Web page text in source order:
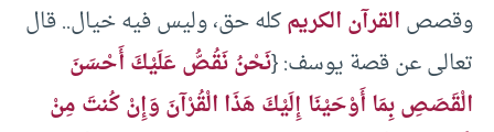
وقصصالقرآن الكريمكله حق، وليس فيه خيال.. قال
تعالى عن قصة يوسف: {نَحْنُ نَقُصُّ عَلَيْكَ أَحْسَنَ
الْقَصَصِ بِمَا أَوْحَيْنَا إِلَيْكَ هَذَا الْقُرْآنَ وَإِنْ كُنتَ مِنْ